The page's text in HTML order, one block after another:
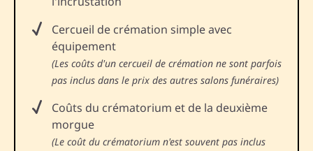
Cercueil de crémation simple avec
équipement
(Les coûts d'un cercueil de crémation ne sont parfois
pas inclus dans le prix des autres salons funéraires)
Coûts du crématorium et de la deuxième
morgue
(Le coût du crématorium n'est souvent pas inclus